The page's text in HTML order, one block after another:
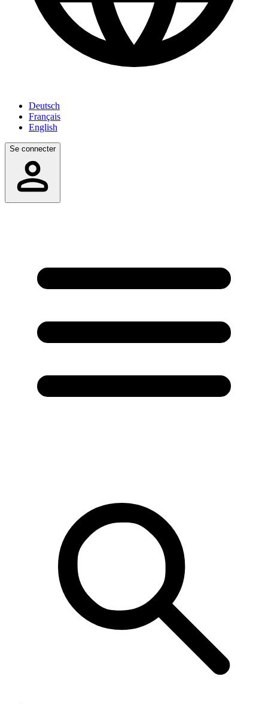
Deutsch
Français
English
Se connecter